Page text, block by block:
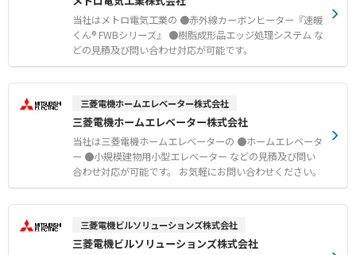
クカメラ、デジタルCCTVシステム他） ●交通システム/道
路システム ●三菱ネットワークカメラ『MELOOK AI』シ
リーズ ●設備保全・予備品管理システム『スマート保全サ
ービス』 などの見積及び問い合わせ対応が可能です。 お
気軽にお問い合わせください。
当社はメトロ電気工業の ●赤外線カーボンヒーター『速暖
くん® FWBシリーズ』 ●樹脂成形品エッジ処理システム な
どの見積及び問い合わせ対応が可能です。
三菱電機ホームエレベーター株式会社
三菱電機ホームエレベーター株式会社
当社は三菱電機ホームエレベーターの ●ホームエレベータ
ー ●小規模建物用小型エレベーター などの見積及び問い
合わせ対応が可能です。 お気軽にお問い合わせください。
三菱電機ビルソリューションズ株式会社
三菱電機ビルソリューションズ株式会社